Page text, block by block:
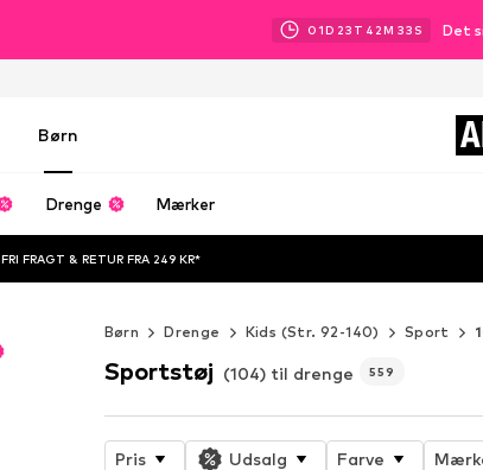
01D 23 T 42M 31 S Det
Børn
Drenge Mærker
FRI FRAGT & RETUR FRA 249 KR*
Børn Drenge Kids (Str. 92-140) Sport
Sportstøj (104) til drenge 559
Pris Udsalg Farve